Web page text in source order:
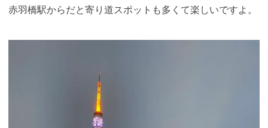
赤羽橋駅からだと寄り道スポットも多くて楽しいですよ。